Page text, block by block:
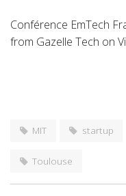
Conférence EmTech
from Gazelle Tech on
MIT startup
Toulouse